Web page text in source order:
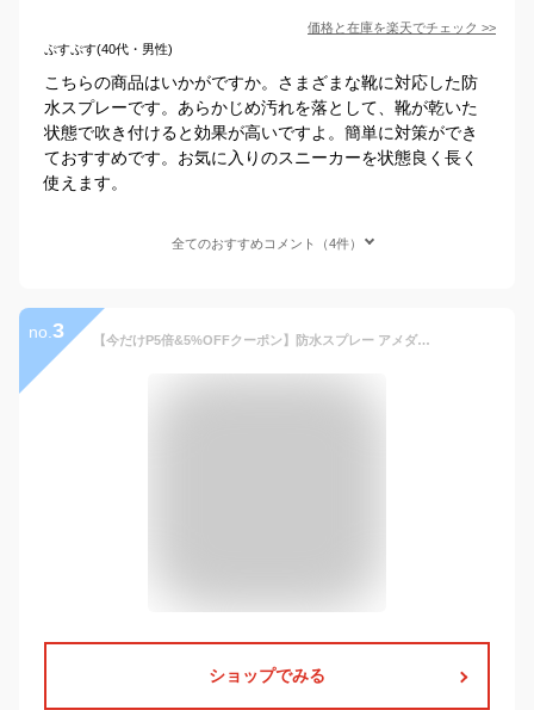
価格と在庫を楽天でチェック >>
ぷすぷす(40代・男性)
こちらの商品はいかがですか。さまざまな靴に対応した防
水スプレーです。あらかじめ汚れを落として、靴が乾いた
状態で吹き付けると効果が高いですよ。簡単に対策ができ
ておすすめです。お気に入りのスニーカーを状態良く長く
使えます。
全てのおすすめコメント（4件）
no. 3 【今だけP5倍&5%OFFクーポン】防水スプレー アメダス 撥水コロンブス 大容量 420ml フッ素 撥水 皮革 合皮 ツヤ革 傘 コート バッグ 鞄 革靴 スニーカー 靴 シューケア レジャー アウトドア お手入れ 送料無料
ショップでみる